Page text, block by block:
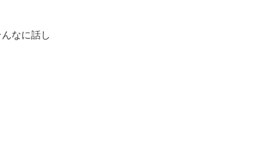
なに話し